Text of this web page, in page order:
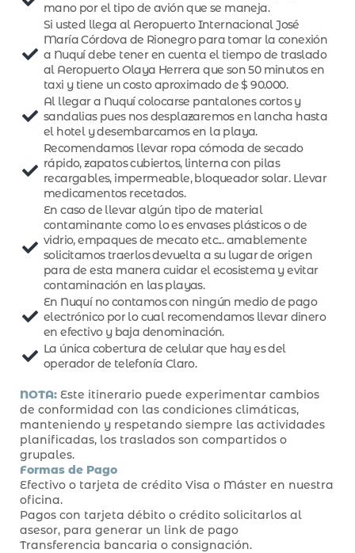
mano por el tipo de avión que se maneja.
Si usted llega al Aeropuerto Internacional José
María Córdova de Rionegro para tomar la conexión
a Nuquí debe tener en cuenta el tiempo de traslado
al Aeropuerto Olaya Herrera que son 50 minutos en
taxi y tiene un costo aproximado de $ 90.000.
Al llegar a Nuquí colocarse pantalones cortos y
sandalias pues nos desplazaremos en lancha hasta
el hotel y desembarcamos en la playa.
Recomendamos llevar ropa cómoda de secado
rápido, zapatos cubiertos, linterna con pilas
recargables, impermeable, bloqueador solar. Llevar
medicamentos recetados.
En caso de llevar algún tipo de material
contaminante como lo es envases plásticos o de
vidrio, empaques de mecato etc... amablemente
solicitamos traerlos devuelta a su lugar de origen
para de esta manera cuidar el ecosistema y evitar
contaminación en las playas.
En Nuquí no contamos con ningún medio de pago
electrónico por lo cual recomendamos llevar dinero
en efectivo y baja denominación.
La única cobertura de celular que hay es del
operador de telefonía Claro.
NOTA: Este itinerario puede experimentar cambios
de conformidad con las condiciones climáticas,
manteniendo y respetando siempre las actividades
planificadas, los traslados son compartidos o
grupales.
Formas de Pago
Efectivo o tarjeta de crédito Visa o Máster en nuestra
oficina.
Pagos con tarjeta débito o crédito solicitarlos al
asesor, para generar un link de pago
Transferencia bancaria o consignación.